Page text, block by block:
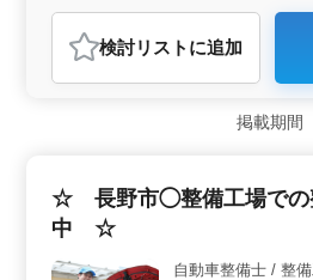
おすすめポイント
＜経験を活かせる職場＞ 自動車
方を対象としています。培ったス
完備で、福利厚生面も充実してお
＞ 平均年齢が45.2歳、最高年齢
す。年齢を重ねた方々がその経験
検討リスト に追加
掲載期間
☆ 長野市◯整備工場での
中 ☆
自動車